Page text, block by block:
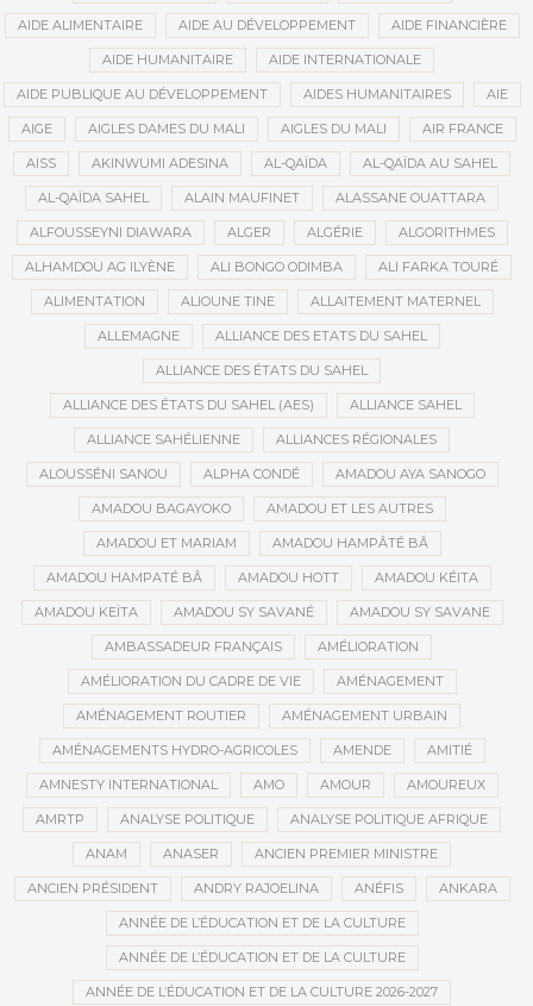
AIDE ALIMENTAIRE AIDE AU DÉVELOPPEMENT AIDE FINANCIÈRE
AIDE HUMANITAIRE AIDE INTERNATIONALE
AIDE PUBLIQUE AU DÉVELOPPEMENT AIDES HUMANITAIRES AIE
AIGE AIGLES DAMES DU MALI AIGLES DU MALI AIR FRANCE
AISS AKINWUMI ADESINA AL-QAÏDA AL-QAÏDA AU SAHEL
AL-QAÏDA SAHEL ALAIN MAUFINET ALASSANE OUATTARA
ALFOUSSEYNI DIAWARA ALGER ALGÉRIE ALGORITHMES
ALHAMDOU AG ILYÈNE ALI BONGO ODIMBA ALI FARKA TOURÉ
ALIMENTATION ALIOUNE TINE ALLAITEMENT MATERNEL
ALLEMAGNE ALLIANCE DES ETATS DU SAHEL
ALLIANCE DES ÉTATS DU SAHEL
ALLIANCE DES ÉTATS DU SAHEL (AES) ALLIANCE SAHEL
ALLIANCE SAHÉLIENNE ALLIANCES RÉGIONALES
ALOUSSÉNI SANOU ALPHA CONDÉ AMADOU AYA SANOGO
AMADOU BAGAYOKO AMADOU ET LES AUTRES
AMADOU ET MARIAM AMADOU HAMPÂTÉ BÂ
AMADOU HAMPATÉ BÂ AMADOU HOTT AMADOU KÉITA
AMADOU KEÏTA AMADOU SY SAVANÉ AMADOU SY SAVANE
AMBASSADEUR FRANÇAIS AMÉLIORATION
AMÉLIORATION DU CADRE DE VIE AMÉNAGEMENT
AMÉNAGEMENT ROUTIER AMÉNAGEMENT URBAIN
AMÉNAGEMENTS HYDRO-AGRICOLES AMENDE AMITIÉ
AMNESTY INTERNATIONAL AMO AMOUR AMOUREUX
AMRTP ANALYSE POLITIQUE ANALYSE POLITIQUE AFRIQUE
ANAM ANASER ANCIEN PREMIER MINISTRE
ANCIEN PRÉSIDENT ANDRY RAJOELINA ANÉFIS ANKARA
ANNÉE DE L’ÉDUCATION ET DE LA CULTURE
ANNÉE DE L’ÉDUCATION ET DE LA CULTURE
ANNÉE DE L’ÉDUCATION ET DE LA CULTURE 2026-2027